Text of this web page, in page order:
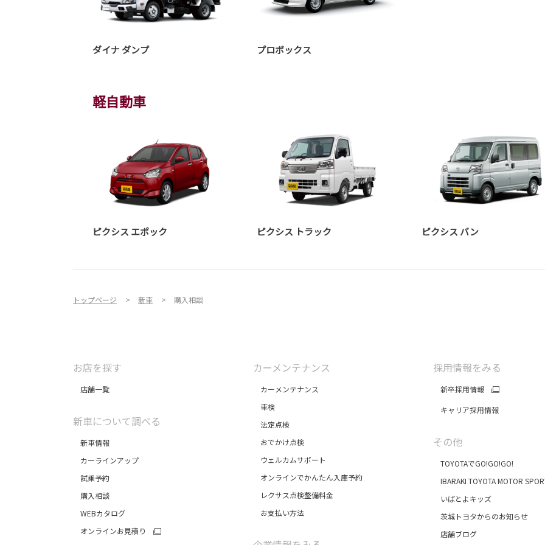
ダイナ ダンプ プロボックス
軽自動車
ピクシス エポック ピクシス トラック ピクシス バン
トップページ 新車 購入相談
お店を探す
店舗一覧
新車について調べる
新車情報
カーラインアップ
試乗予約
購入相談
WEBカタログ
オンラインお見積り
カーメンテナンス
カーメンテナンス
車検
法定点検
おでかけ点検
ウェルカムサポート
オンラインでかんたん入庫予約
レクサス点検整備料金
お支払い方法
採用情報をみる
新卒採用情報
キャリア採用情報
その他
TOYOTAでGO!GO!GO!
IBARAKI TOYOTA MOTOR
いばとよキッズ
茨城トヨタからのお知らせ
店舗ブログ